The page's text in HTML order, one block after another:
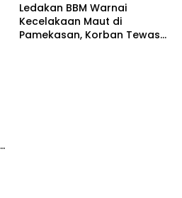
Ledakan BBM Warnai
Kecelakaan Maut di
Pamekasan, Korban Tewas